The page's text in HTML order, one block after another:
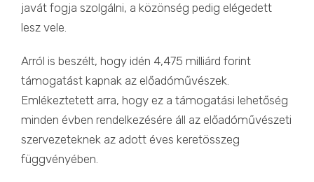
javát fogja szolgálni, a közönség pedig elégedett
lesz vele.
Arról is beszélt, hogy idén 4,475 milliárd forint
támogatást kapnak az előadóművészek.
Emlékeztetett arra, hogy ez a támogatási lehetőség
minden évben rendelkezésére áll az előadóművészeti
szervezeteknek az adott éves keretösszeg
függvényében.